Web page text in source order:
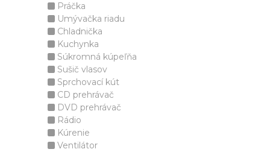
Práčka
Umývačka riadu
Chladnička
Kuchynka
Súkromná kúpeľňa
Sušič vlasov
Sprchovací kút
CD prehrávač
DVD prehrávač
Rádio
Kúrenie
Ventilátor